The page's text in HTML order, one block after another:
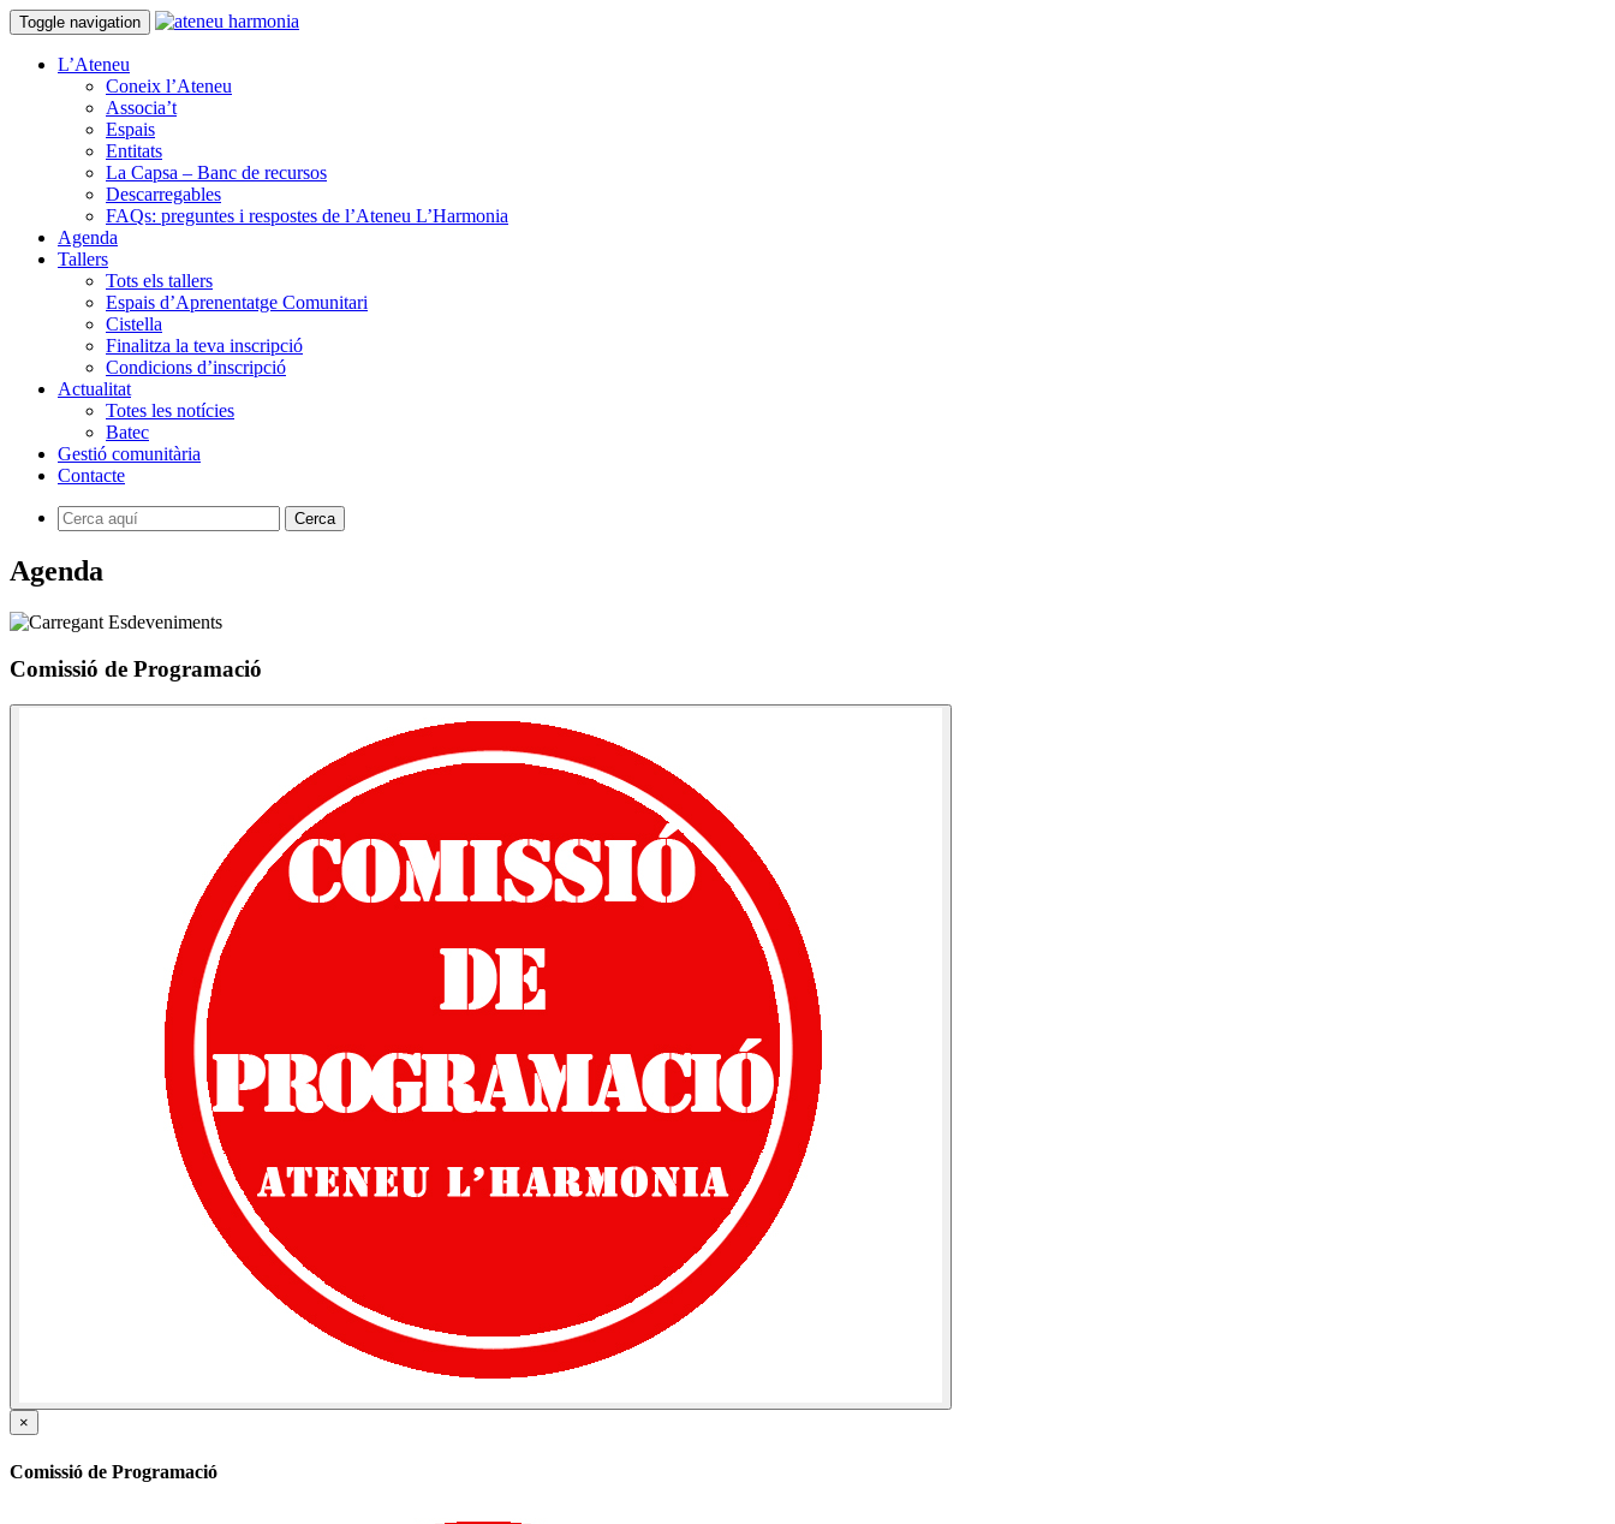
Toggle navigation
L’Ateneu
Coneix l’Ateneu
Associa’t
Espais
Entitats
La Capsa – Banc de recursos
Descarregables
FAQs: preguntes i respostes de l’Ateneu L’Harmonia
Agenda
Tallers
Tots els tallers
Espais d’Aprenentatge Comunitari
Cistella
Finalitza la teva inscripció
Condicions d’inscripció
Actualitat
Totes les notícies
Batec
Gestió comunitària
Contacte
Agenda
Comissió de Programació
×
Comissió de Programació